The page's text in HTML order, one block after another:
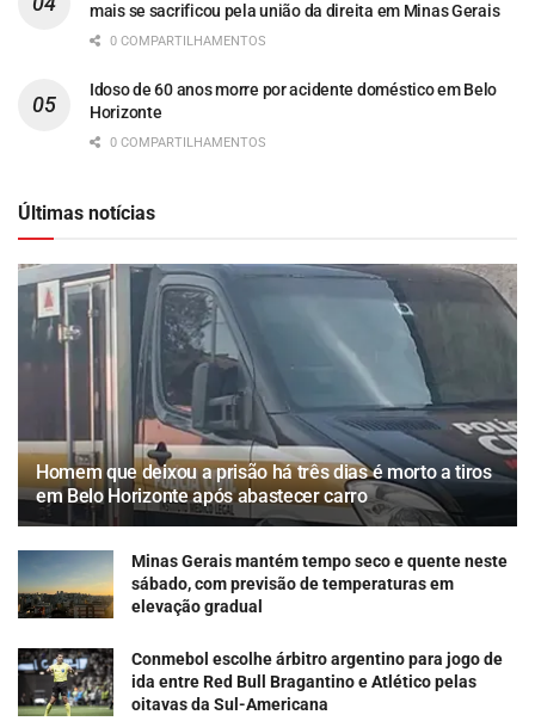
mais se sacrificou pela união da direita em Minas Gerais
0 COMPARTILHAMENTOS
Idoso de 60 anos morre por acidente doméstico em Belo
Horizonte
0 COMPARTILHAMENTOS
Últimas notícias
Homem que deixou a prisão há três dias é morto a tiros
em Belo Horizonte após abastecer carro
Minas Gerais mantém tempo seco e quente neste
sábado, com previsão de temperaturas em
elevação gradual
Conmebol escolhe árbitro argentino para jogo de
ida entre Red Bull Bragantino e Atlético pelas
oitavas da Sul-Americana